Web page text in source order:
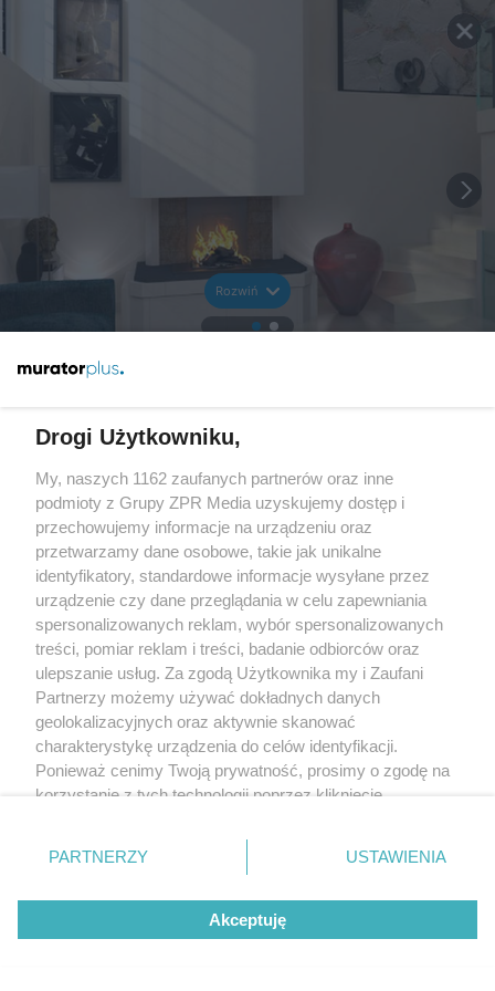
Rozwiń
Drogi Użytkowniku,
My, naszych 1162 zaufanych partnerów oraz inne
podmioty z Grupy ZPR Media uzyskujemy dostęp i
przechowujemy informacje na urządzeniu oraz
przetwarzamy dane osobowe, takie jak unikalne
identyfikatory, standardowe informacje wysyłane przez
urządzenie czy dane przeglądania w celu zapewniania
spersonalizowanych reklam, wybór spersonalizowanych
treści, pomiar reklam i treści, badanie odbiorców oraz
ulepszanie usług. Za zgodą Użytkownika my i Zaufani
Partnerzy możemy używać dokładnych danych
geolokalizacyjnych oraz aktywnie skanować
charakterystykę urządzenia do celów identyfikacji.
Ponieważ cenimy Twoją prywatność, prosimy o zgodę na
korzystanie z tych technologii poprzez kliknięcie
zmienić/wycofać klikając przycisk ustawień prywatności
znajdujący się w lewym dolnym rogu strony
rodzaje przetwarzania danych nie wymagają zgody
użytkownika, ale masz prawo sprzeciwić się takiemu
przetwarzaniu. Preferencje będą miały zastosowanie tylko
PARTNERZY USTAWIENIA
Akceptuję